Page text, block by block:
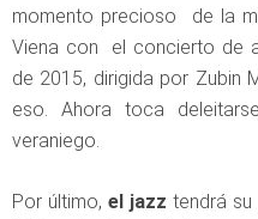
momento precioso de la
Viena con el concierto de
de 2015, dirigida por Zubin
eso. Ahora toca
veraniego.
Por último, el jazz tendrá